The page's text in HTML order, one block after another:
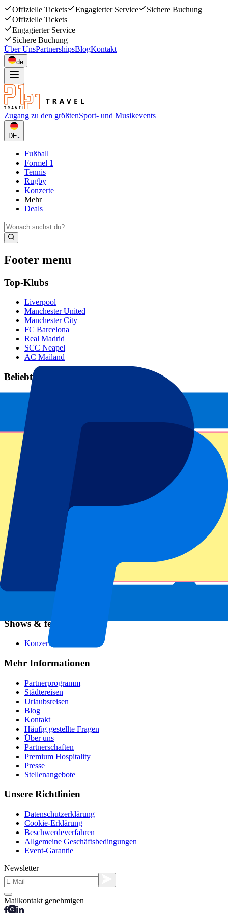
Offizielle Tickets Engagierter Service
Sichere Buchung
Offizielle Tickets
Engagierter Service
Sichere Buchung
Über UnsPartnershipsBlogKontakt
de
Zugang zu den größtenSport- und Musikevents
DE
Fußball
Formel 1
Tennis
Rugby
Konzerte
Mehr
Deals
Footer menu
Top-Klubs
Liverpool
Manchester United
Manchester City
FC Barcelona
Real Madrid
SCC Neapel
AC Mailand
Beliebte Events
GP Spanien
GP Niederlande
GP Italien
GP Singapur
Alle Sportarten
Fußballligen
Champions League
Premier League
Shows & festivals
Konzerte
Mehr Informationen
Partnerprogramm
Städtereisen
Urlaubsreisen
Blog
Kontakt
Häufig gestellte Fragen
Über uns
Partnerschaften
Premium Hospitality
Presse
Stellenangebote
Unsere Richtlinien
Datenschutzerklärung
Cookie-Erklärung
Beschwerdeverfahren
Allgemeine Geschäftsbedingungen
Event-Garantie
Newsletter
Mailkontakt genehmigen